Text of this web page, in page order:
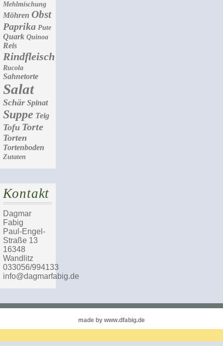
Mehlmischung
Möhren Obst
Paprika Pute
Quark Quinoa
Reis
Rindfleisch
Rucola
Sahnetorte
Salat
Schär Spinat
Suppe Teig
Tofu Torte
Torten
Tortenboden
Zutaten
Kontakt
Dagmar
Fabig
Paul-Engel-
Straße 13
16348
Wandlitz
033056/994133
info@dagmarfabig.de
made by www.dfabig.de